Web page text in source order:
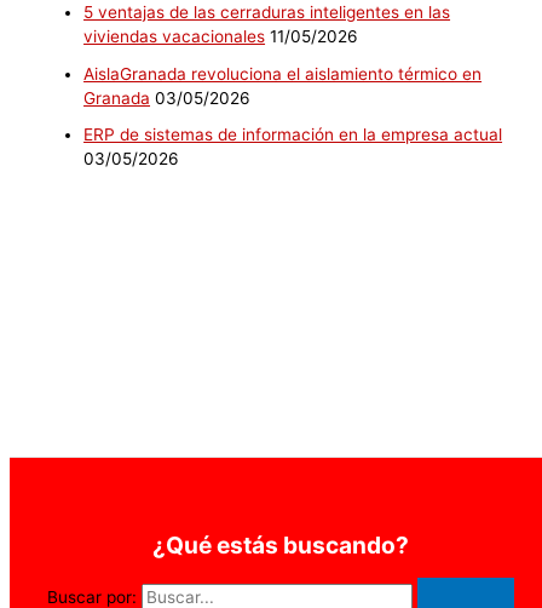
5 ventajas de las cerraduras inteligentes en las
viviendas vacacionales 11/05/2026
AislaGranada revoluciona el aislamiento térmico en
Granada 03/05/2026
ERP de sistemas de información en la empresa actual
03/05/2026
¿Qué estás buscando?
Buscar por: